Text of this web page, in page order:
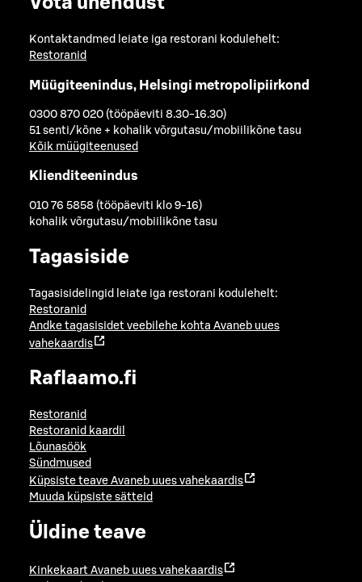
Kontaktandmed leiate iga restorani kodulehelt:
Restoranid
Müügiteenindus, Helsingi metropolipiirkond
0300 870 020 (tööpäeviti 8.30-16.30)
51 senti/kõne + kohalik võrgutasu/mobiilikõne tasu
Kõik müügiteenused
Klienditeenindus
010 76 5858 (tööpäeviti klo 9-16)
kohalik võrgutasu/mobiilikõne tasu
Tagasiside
Tagasisidelingid leiate iga restorani kodulehelt:
Restoranid
Andke tagasisidet veebilehe kohta Avaneb uues
vahekaardis
Raflaamo.fi
Restoranid
Restoranid kaardil
Lõunasöök
Sündmused
Küpsiste teave Avaneb uues vahekaardis
Muuda küpsiste sätteid
Üldine teave
Kinkekaart Avaneb uues vahekaardis